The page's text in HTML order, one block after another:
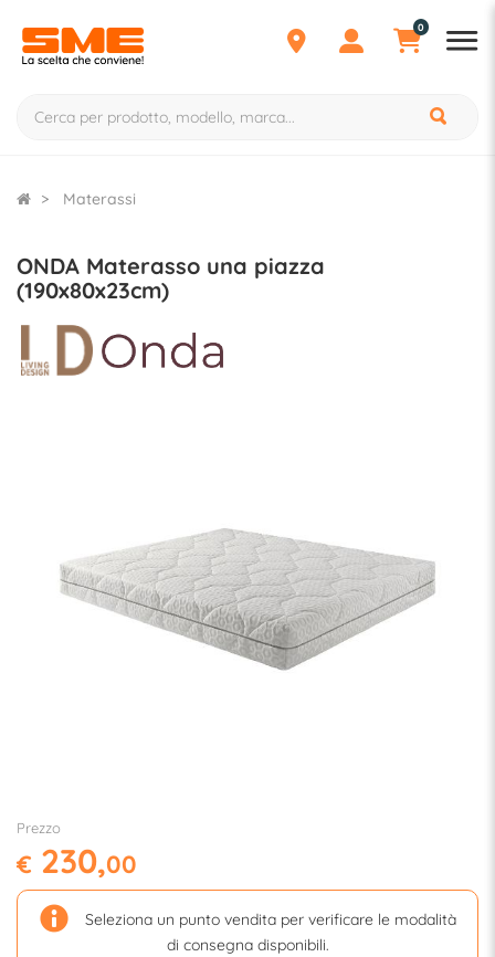
0
Materassi
ONDA Materasso una piazza
(190x80x23cm)
Prezzo
€ 230,00
Seleziona un punto vendita per verificare le modalità
di consegna disponibili.